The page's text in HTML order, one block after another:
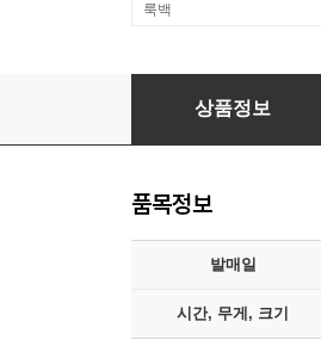
룩백
Black Merda (블랙
상품정보
품목정보
발매일
시간, 무게, 크기